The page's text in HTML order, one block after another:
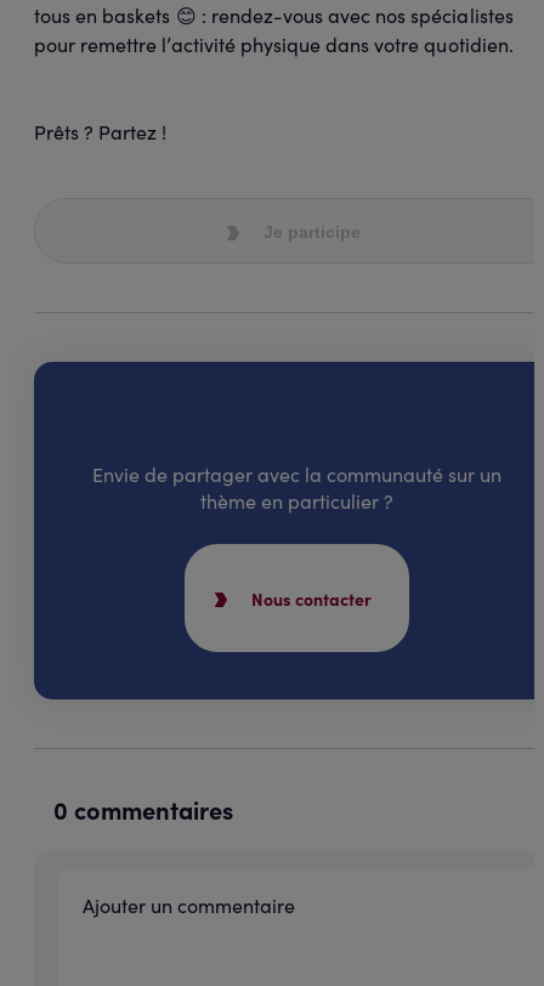
tous en baskets 😊 : rendez-vous avec nos spécialistes
pour remettre l’activité physique dans votre quotidien.
Prêts ? Partez !
Je participe
0 commentaires
Envie de partager avec la communauté sur un
thème en particulier ?
Nous contacter